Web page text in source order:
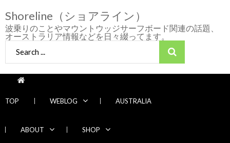
to
navigation
to
content
Shoreline（ショアライン）
波乗りのことやマウントウッジサーフボード関連の話題、
オーストラリア情報などを日々綴ってます。
for:
TOP WEBLOG AUSTRALIA
ABOUT SHOP